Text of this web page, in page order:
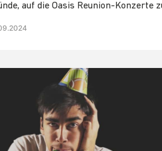
auf die Oasis Reunion-Konzerte